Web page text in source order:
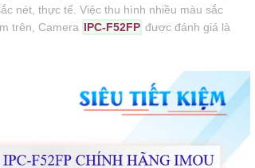
nét, thực tế. Việc thu hình nhiều màu sắc
trên, Camera IPC-F52FP được đánh giá là